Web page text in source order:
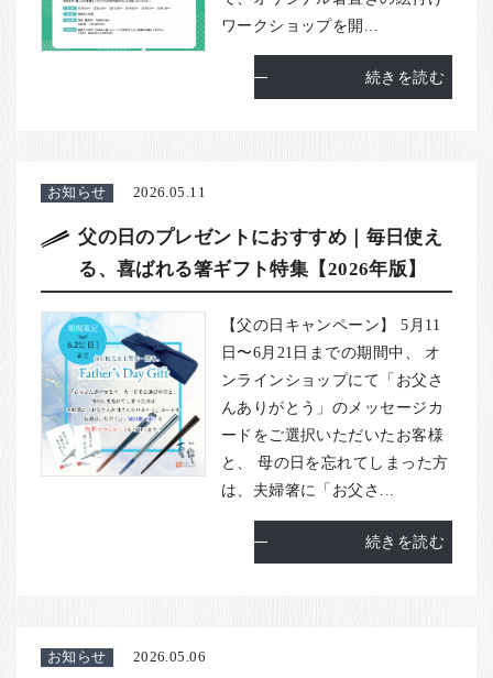
ワークショップを開...
続きを読む
お知らせ 2026.05.11
父の日のプレゼントにおすすめ｜毎日使え
る、喜ばれる箸ギフト特集【2026年版】
【父の日キャンペーン】 5月11
日〜6月21日までの期間中、 オ
ンラインショップにて「お父さ
んありがとう」のメッセージカ
ードをご選択いただいたお客様
と、 母の日を忘れてしまった方
は、夫婦箸に「お父さ...
続きを読む
お知らせ 2026.05.06